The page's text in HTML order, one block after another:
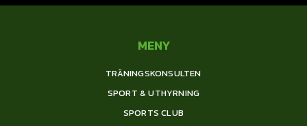
MENY
TRÄNINGSKONSULTEN
SPORT & UTHYRNING
SPORTS CLUB